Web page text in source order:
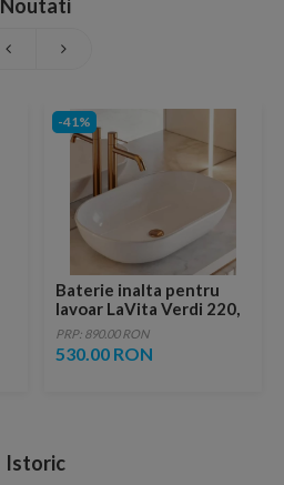
Noutati
-41%
Baterie inalta pentru
lavoar LaVita Verdi 220,
fara ventil, brushed
copper
PRP: 890.00 RON
530.00 RON
Istoric